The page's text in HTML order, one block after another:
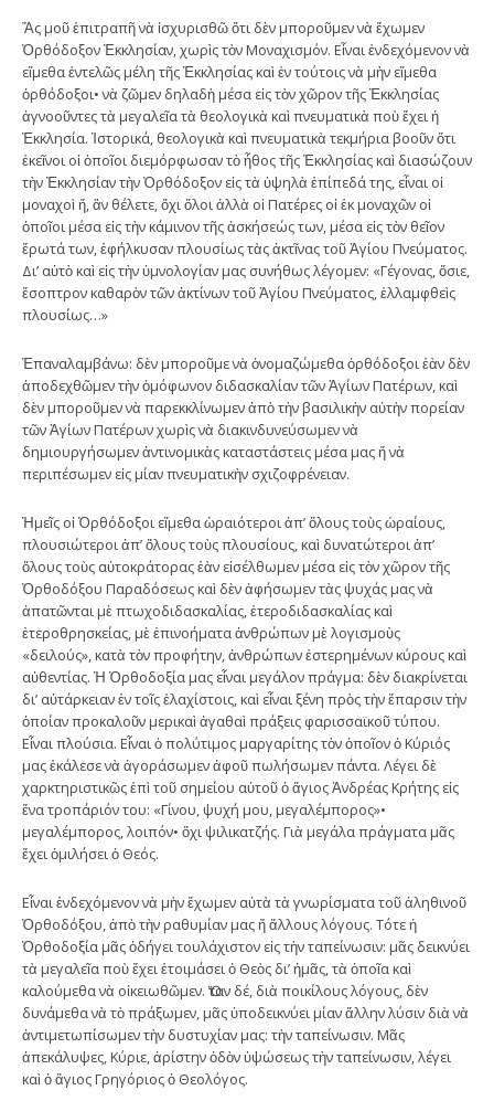
Ἄς μοῦ ἐπιτραπῆ νὰ ἰσχυρισθῶ ὅτι δὲν μποροῦμεν νὰ ἔχωμεν
Ὀρθόδοξον Ἐκκλησίαν, χωρὶς τὸν Μοναχισμόν. Εἶναι ἐνδεχόμενον νὰ
εἴμεθα ἐντελῶς μέλη τῆς Ἐκκλησίας καὶ ἐν τούτοις νὰ μὴν εἴμεθα
ὀρθόδοξοι• νὰ ζῶμεν δηλαδὴ μέσα εἰς τὸν χῶρον τῆς Ἐκκλησίας
ἀγνοοῦντες τὰ μεγαλεῖα τὰ θεολογικὰ καὶ πνευματικὰ ποὺ ἔχει ἡ
Ἐκκλησία. Ἱστορικά, θεολογικὰ καὶ πνευματικὰ τεκμήρια βοοῦν ὅτι
ἐκεῖνοι οἱ ὁποῖοι διεμόρφωσαν τὸ ἦθος τῆς Ἐκκλησίας καὶ διασώζουν
τὴν Ἐκκλησίαν τὴν Ὀρθόδοξον εἰς τὰ ὑψηλὰ ἐπίπεδά της, εἶναι οἱ
μοναχοὶ ἤ, ἂν θέλετε, ὄχι ὅλοι ἀλλὰ οἱ Πατέρες οἱ ἐκ μοναχῶν οἱ
ὁποῖοι μέσα εἰς τὴν κάμινον τῆς ἀσκήσεώς των, μέσα εἰς τὸν θεῖον
ἔρωτά των, ἐφήλκυσαν πλουσίως τὰς ἀκτῖνας τοῦ Ἁγίου Πνεύματος.
Δι’ αὐτὸ καὶ εἰς τὴν ὑμνολογίαν μας συνήθως λέγομεν: «Γέγονας, ὅσιε,
ἔσοπτρον καθαρὸν τῶν ἀκτίνων τοῦ Ἁγίου Πνεύματος, ἐλλαμφθεὶς
πλουσίως…»
Ἐπαναλαμβάνω: δὲν μποροῦμε νὰ ὀνομαζώμεθα ὀρθόδοξοι ἐὰν δὲν
ἀποδεχθῶμεν τὴν ὁμόφωνον διδασκαλίαν τῶν Ἁγίων Πατέρων, καὶ
δὲν μποροῦμεν νὰ παρεκκλίνωμεν ἀπὸ τὴν βασιλικὴν αὐτὴν πορείαν
τῶν Ἁγίων Πατέρων χωρὶς νὰ διακινδυνεύσωμεν νὰ
δημιουργήσωμεν ἀντινομικὰς καταστάστεις μέσα μας ἤ νὰ
περιπέσωμεν εἰς μίαν πνευματικὴν σχιζοφρένειαν.
Ἡμεῖς οἱ Ὀρθόδοξοι εἴμεθα ὡραιότεροι ἀπ’ ὅλους τοὺς ὡραίους,
πλουσιώτεροι ἀπ’ ὅλους τοὺς πλουσίους, καὶ δυνατώτεροι ἀπ’
ὅλους τοὺς αὐτοκράτορας ἐὰν εἰσέλθωμεν μέσα εἰς τὸν χῶρον τῆς
Ὀρθοδόξου Παραδόσεως καὶ δὲν ἀφήσωμεν τὰς ψυχάς μας νὰ
ἀπατῶνται μὲ πτωχοδιδασκαλίας, ἑτεροδιδασκαλίας καὶ
ἑτεροθρησκείας, μὲ ἐπινοήματα ἀνθρώπων μὲ λογισμοὺς
«δειλούς», κατὰ τὸν προφήτην, ἀνθρώπων ἐστερημένων κύρους καὶ
αὐθεντίας. Ἡ Ὀρθοδοξία μας εἶναι μεγάλον πράγμα: δὲν διακρίνεται
δι’ αὐτάρκειαν ἐν τοῖς ἐλαχίστοις, καὶ εἶναι ξένη πρὸς τὴν ἔπαρσιν τὴν
ὁποίαν προκαλοῦν μερικαὶ ἀγαθαὶ πράξεις φαρισσαϊκοῦ τύπου.
Εἶναι πλούσια. Εἶναι ὁ πολύτιμος μαργαρίτης τὸν ὁποῖον ὁ Κύριός
μας ἐκάλεσε νὰ ἀγοράσωμεν ἀφοῦ πωλήσωμεν πάντα. Λέγει δὲ
χαρκτηριστικῶς ἐπὶ τοῦ σημείου αὐτοῦ ὁ ἅγιος Ἀνδρέας Κρήτης εἰς
ἕνα τροπάριόν του: «Γίνου, ψυχή μου, μεγαλέμπορος»•
μεγαλέμπορος, λοιπόν• ὄχι ψιλικατζής. Γιὰ μεγάλα πράγματα μᾶς
ἔχει ὁμιλήσει ὁ Θεός.
Εἶναι ἐνδεχόμενον νὰ μὴν ἔχωμεν αὐτὰ τὰ γνωρίσματα τοῦ ἀληθινοῦ
Ὀρθοδόξου, ἀπὸ τὴν ραθυμίαν μας ἤ ἄλλους λόγους. Τότε ἡ
Ὀρθοδοξία μᾶς ὁδήγει τουλάχιστον εἰς τὴν ταπείνωσιν: μᾶς δεικνύει
τὰ μεγαλεῖα ποὺ ἔχει ἑτοιμάσει ὁ Θεὸς δι’ ἡμᾶς, τὰ ὁποῖα καὶ
καλούμεθα νὰ οἰκειωθῶμεν. Ὅταν δέ, διὰ ποικίλους λόγους, δὲν
δυνάμεθα νὰ τὸ πράξωμεν, μᾶς ὑποδεικνύει μίαν ἄλλην λύσιν διὰ νὰ
ἀντιμετωπίσωμεν τὴν δυστυχίαν μας: τὴν ταπείνωσιν. Μᾶς
ἀπεκάλυψες, Κύριε, ἀρίστην ὁδὸν ὑψώσεως τὴν ταπείνωσιν, λέγει
καὶ ὁ ἅγιος Γρηγόριος ὁ Θεολόγος.